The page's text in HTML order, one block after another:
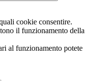
cookie consentire.
il funzionamento della
al funzionamento potete